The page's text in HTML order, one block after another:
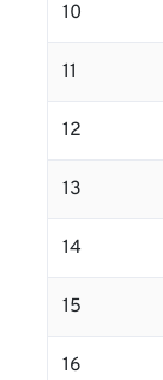
10
11
12
13
14
15
16